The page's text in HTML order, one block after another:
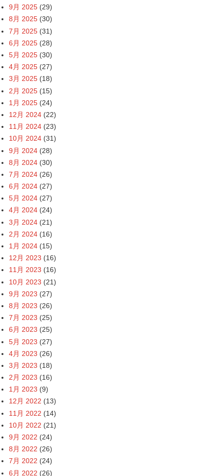
9月 2025 (29)
8月 2025 (30)
7月 2025 (31)
6月 2025 (28)
5月 2025 (30)
4月 2025 (27)
3月 2025 (18)
2月 2025 (15)
1月 2025 (24)
12月 2024 (22)
11月 2024 (23)
10月 2024 (31)
9月 2024 (28)
8月 2024 (30)
7月 2024 (26)
6月 2024 (27)
5月 2024 (27)
4月 2024 (24)
3月 2024 (21)
2月 2024 (16)
1月 2024 (15)
12月 2023 (16)
11月 2023 (16)
10月 2023 (21)
9月 2023 (27)
8月 2023 (26)
7月 2023 (25)
6月 2023 (25)
5月 2023 (27)
4月 2023 (26)
3月 2023 (18)
2月 2023 (16)
1月 2023 (9)
12月 2022 (13)
11月 2022 (14)
10月 2022 (21)
9月 2022 (24)
8月 2022 (26)
7月 2022 (24)
6月 2022 (26)